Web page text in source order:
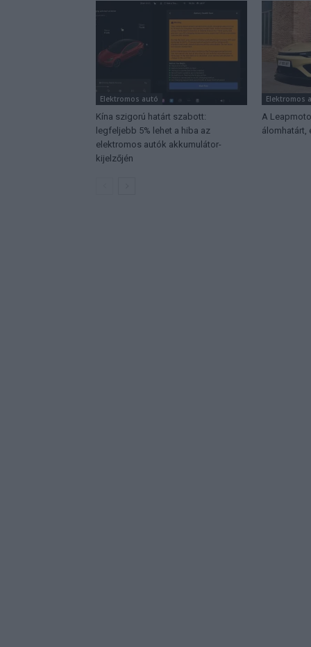
Elektromos autó
Kína szigorú határt szabott:
legfeljebb 5% lehet a hiba az
elektromos autók akkumulátor-
kijelzőjén
Elektromos
A
álomhatárt,